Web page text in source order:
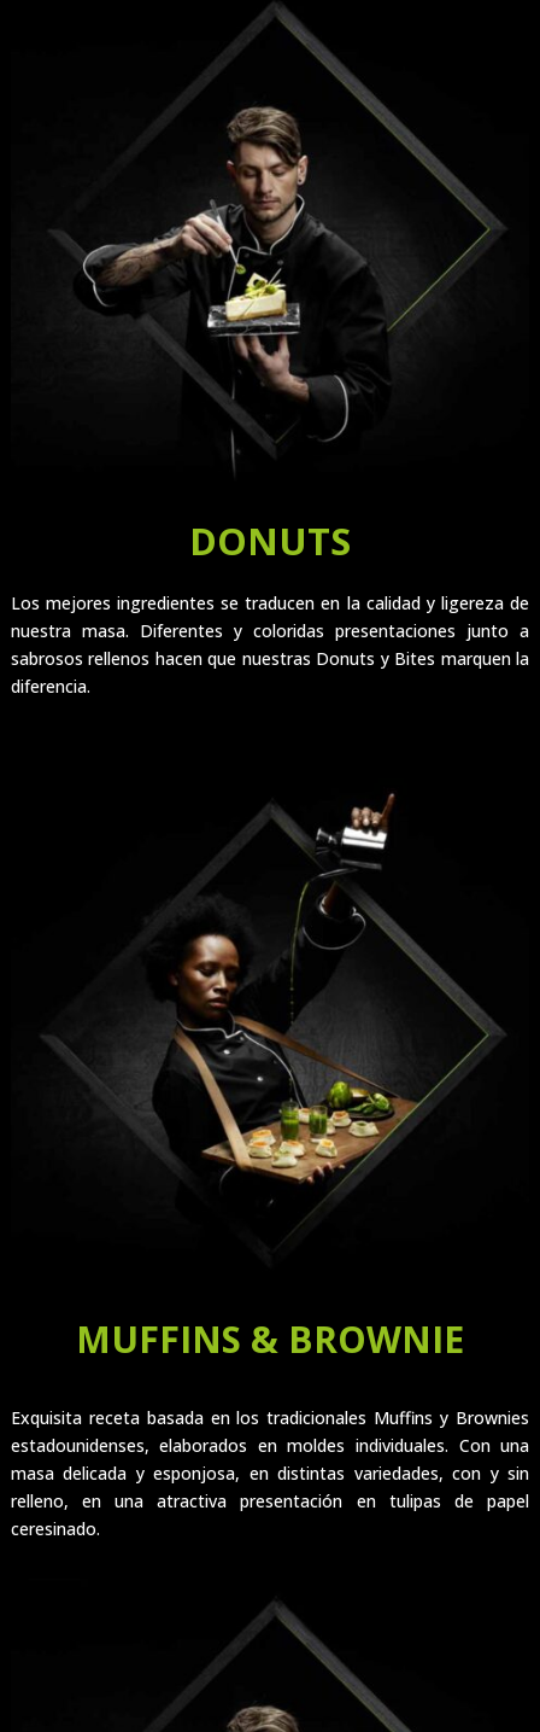
DONUTS
Los mejores ingredientes se traducen en la calidad y ligereza de
nuestra masa. Diferentes y coloridas presentaciones junto a
sabrosos rellenos hacen que nuestras Donuts y Bites marquen la
diferencia.
MUFFINS & BROWNIE
Exquisita receta basada en los tradicionales Muffins y Brownies
estadounidenses, elaborados en moldes individuales. Con una
masa delicada y esponjosa, en distintas variedades, con y sin
relleno, en una atractiva presentación en tulipas de papel
ceresinado.